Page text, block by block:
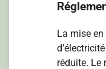
La mise
réduite. Le